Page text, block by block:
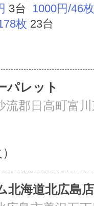
3台 1000円/46枚
枚 23台
パレット
流郡日高町富
北海道北広島